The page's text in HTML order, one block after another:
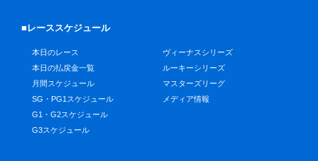
■レーススケジュール
本日のレース
本日の払戻金一覧
月間スケジュール
SG・PG1スケジュール
G1・G2スケジュール
G3スケジュール
ヴィーナスシリーズ
ルーキーシリーズ
マスターズリーグ
メディア情報